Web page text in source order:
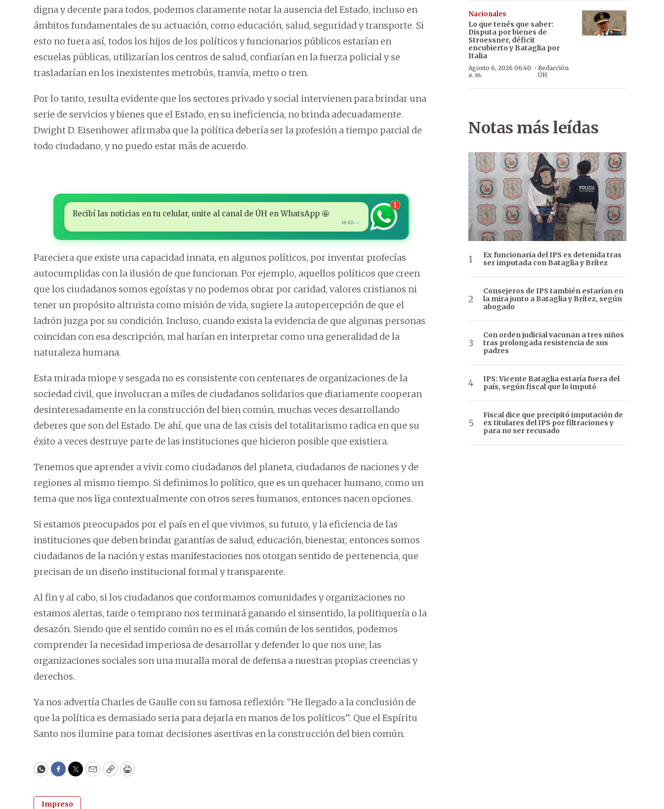
digna y decente para todos, podemos claramente notar la ausencia del Estado, incluso en
ámbitos fundamentales de su actuación, como educación, salud, seguridad y transporte. Si
esto no fuera así, todos los hijos de los políticos y funcionarios públicos estarían en
escuelas públicas, utilizarían los centros de salud, confiarían en la fuerza policial y se
trasladarían en los inexistentes metrobús, tranvía, metro o tren.
Por lo tanto, resulta evidente que los sectores privado y social intervienen para brindar una
serie de servicios y bienes que el Estado, en su ineficiencia, no brinda adecuadamente.
Dwight D. Eisenhower afirmaba que la política debería ser la profesión a tiempo parcial de
todo ciudadano, y no puedo estar más de acuerdo.
Recibí las noticias en tu celular, unite al canal de ÚH en WhatsApp 🤩
10:02✓✓
1
Pareciera que existe una capacidad innata, en algunos políticos, por inventar profecías
autocumplidas con la ilusión de que funcionan. Por ejemplo, aquellos políticos que creen
que los ciudadanos somos egoístas y no podemos obrar por caridad, valores cristianos ni
tener un propósito altruista como misión de vida, sugiere la autopercepción de que el
ladrón juzga por su condición. Incluso, cuando exista la evidencia de que algunas personas
coincidan con esa descripción, mal harían en interpretar como una generalidad de la
naturaleza humana.
Esta mirada miope y sesgada no es consistente con centenares de organizaciones de la
sociedad civil, que involucran a miles de ciudadanos solidarios que diariamente cooperan
desinteresadamente en la construcción del bien común, muchas veces desarrollando
deberes que son del Estado. De ahí, que una de las crisis del totalitarismo radica en que su
éxito a veces destruye parte de las instituciones que hicieron posible que existiera.
Tenemos que aprender a vivir como ciudadanos del planeta, ciudadanos de naciones y de
regiones al mismo tiempo. Si definimos lo político, que es un quehacer humano, como un
tema que nos liga contextualmente con otros seres humanos, entonces nacen opciones.
Si estamos preocupados por el país en el que vivimos, su futuro, y la eficiencia de las
instituciones que deben brindar garantías de salud, educación, bienestar, entonces somos
ciudadanos de la nación y estas manifestaciones nos otorgan sentido de pertenencia, que
precisan de un diseño institucional formal y transparente.
Al fin y al cabo, si los ciudadanos que conformamos comunidades y organizaciones no
estamos alertas, tarde o temprano nos terminará ganando el sinsentido, la politiquería o la
desazón. Siendo que el sentido común no es el más común de los sentidos, podemos
comprender la necesidad imperiosa de desarrollar y defender lo que nos une; las
organizaciones sociales son una muralla moral de defensa a nuestras propias creencias y
derechos.
Ya nos advertía Charles de Gaulle con su famosa reflexión: “He llegado a la conclusión de
que la política es demasiado seria para dejarla en manos de los políticos”. Que el Espíritu
Santo nos ilumine para tomar decisiones asertivas en la construcción del bien común.
WhatsApp
Facebook
Twitter
EmailCopyPrint
Impreso
Nacionales
Lo que tenés que saber:
Disputa por bienes de
Stroessner, déficit
encubierto y Bataglia por
Italia
Agosto 6, 2026 06:40
a. m.
· Redacción
ÚH
Notas más leídas
Ex funcionaria del IPS es detenida tras
ser imputada con Bataglia y Brítez
Consejeros de IPS también estarían en
la mira junto a Bataglia y Brítez, según
abogado
Con orden judicial vacunan a tres niños
tras prolongada resistencia de sus
padres
IPS: Vicente Bataglia estaría fuera del
país, según fiscal que lo imputó
Fiscal dice que precipitó imputación de
ex titulares del IPS por filtraciones y
para no ser recusado